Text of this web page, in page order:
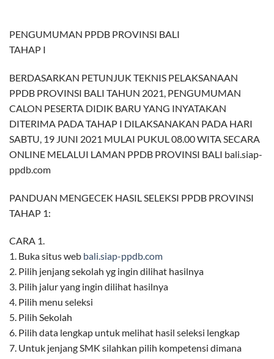
PENGUMUMAN PPDB PROVINSI BALI
TAHAP I
BERDASARKAN PETUNJUK TEKNIS PELAKSANAAN
PPDB PROVINSI BALI TAHUN 2021, PENGUMUMAN
CALON PESERTA DIDIK BARU YANG INYATAKAN
DITERIMA PADA TAHAP I DILAKSANAKAN PADA HARI
SABTU, 19 JUNI 2021 MULAI PUKUL 08.00 WITA SECARA
ONLINE MELALUI LAMAN PPDB PROVINSI BALI bali.siap-
ppdb.com
PANDUAN MENGECEK HASIL SELEKSI PPDB PROVINSI
TAHAP 1:
CARA 1.
1. Buka situs web bali.siap-ppdb.com
2. Pilih jenjang sekolah yg ingin dilihat hasilnya
3. Pilih jalur yang ingin dilihat hasilnya
4. Pilih menu seleksi
5. Pilih Sekolah
6. Pilih data lengkap untuk melihat hasil seleksi lengkap
7. Untuk jenjang SMK silahkan pilih kompetensi dimana